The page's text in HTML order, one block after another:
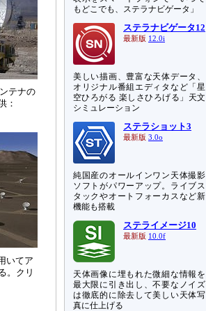
テナの
：
いてア
。クリ
もどこでも、ステラナビゲータ」
ステラナビゲータ12
最新版 12.0i
美しい描画、豊富な天体データ、
オリジナル番組エディタなど「星
空ひろがる 楽しさひろげる」天文
シミュレーション
ステラショット3
最新版 3.0o
純国産のオールインワン天体撮影
ソフトがパワーアップ。ライブス
タックやオートフォーカスなど新
機能も搭載
ステライメージ10
最新版 10.0f
天体画像に埋もれた微細な情報を
最大限に引き出し、不要なノイズ
は徹底的に除去して美しい天体写
真に仕上げる